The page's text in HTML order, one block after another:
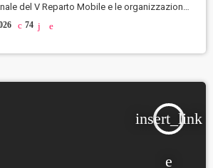
del V Reparto Mobile e le organizzazioni
Polizia di Stato. Si è intrattenuto, in
rimasti feriti durante la manifestazione
74
insert_link